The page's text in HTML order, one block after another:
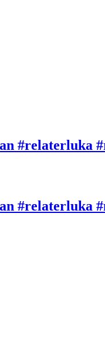
#relaterluka
#relaterluka